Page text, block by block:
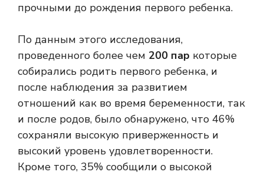
прочными до рождения первого ребенка.
По данным этого исследования,
проведенного более чем 200 пар которые
собирались родить первого ребенка, и
после наблюдения за развитием
отношений как во время беременности, так
и после родов, было обнаружено, что 46%
сохраняли высокую приверженность и
высокий уровень удовлетворенности.
Кроме того, 35% сообщили о высокой